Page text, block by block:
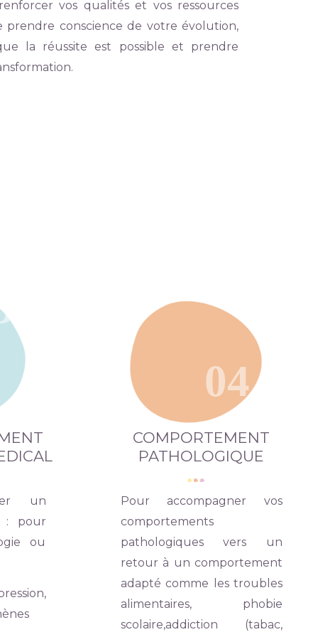
vos qualités et vos ressources
conscience de votre évolution,
la réussite est possible et prendre
un
: pour
ou
COMPORTEMENT
PATHOLOGIQUE
Pour accompagner vos
comportements
pathologiques vers un
retour à un comportement
adapté comme les troubles
alimentaires, phobie
scolaire,addiction (tabac,
04